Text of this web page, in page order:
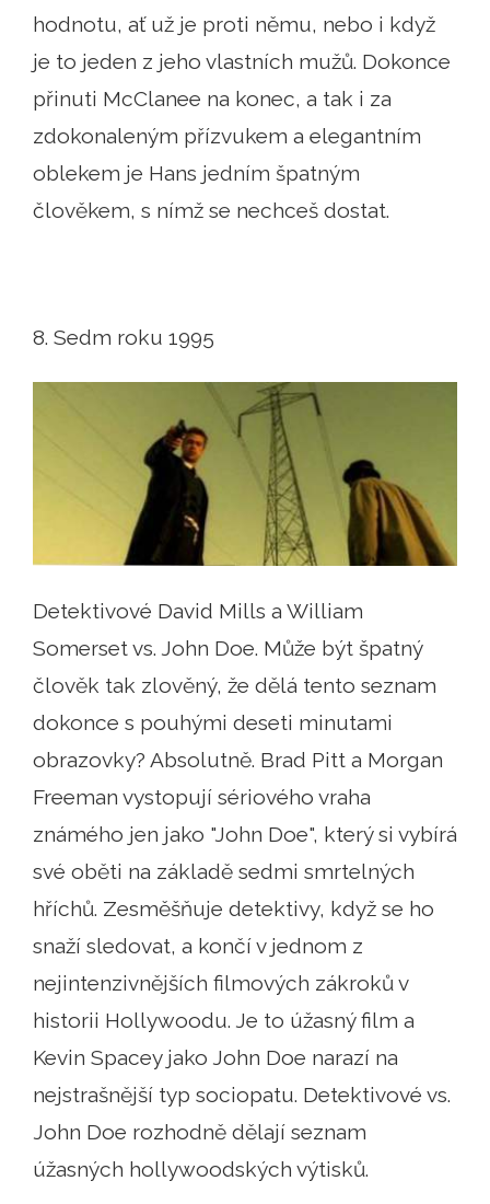
hodnotu, ať už je proti němu, nebo i když
je to jeden z jeho vlastních mužů. Dokonce
přinuti McClanee na konec, a tak i za
zdokonaleným přízvukem a elegantním
oblekem je Hans jedním špatným
člověkem, s nímž se nechceš dostat.
8. Sedm roku 1995
Detektivové David Mills a William
Somerset vs. John Doe. Může být špatný
člověk tak zlověný, že dělá tento seznam
dokonce s pouhými deseti minutami
obrazovky? Absolutně. Brad Pitt a Morgan
Freeman vystopují sériového vraha
známého jen jako "John Doe", který si vybírá
své oběti na základě sedmi smrtelných
hříchů. Zesměšňuje detektivy, když se ho
snaží sledovat, a končí v jednom z
nejintenzivnějších filmových zákroků v
historii Hollywoodu. Je to úžasný film a
Kevin Spacey jako John Doe narazí na
nejstrašnější typ sociopatu. Detektivové vs.
John Doe rozhodně dělají seznam
úžasných hollywoodských výtisků.